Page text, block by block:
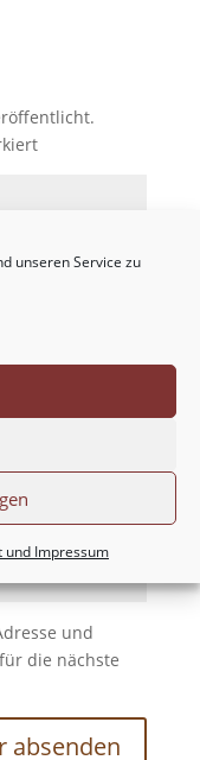
unseren Service zu
und Impressum
und
die nächste